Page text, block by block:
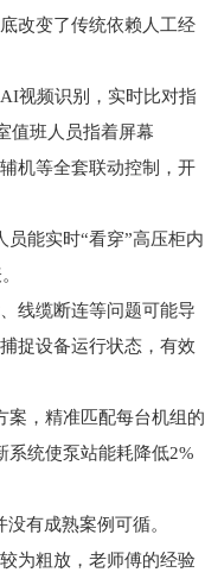
改变了传统依赖人工经
视频识别，实时比对指
值班人员指着屏幕
机等全套联动控制，开
能实时“看穿”高压柜内
线缆断连等问题可能导
捉设备运行状态，有效
案，精准匹配每台机组的
系统使泵站能耗降低2%
有成熟案例可循。
为粗放，老师傅的经验